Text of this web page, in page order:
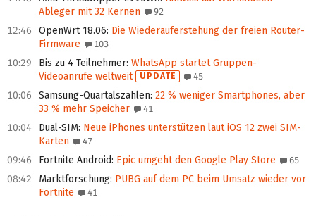
Ableger mit 32 Kernen
92
12:46 OpenWrt 18.06: Die Wiederauferstehung der freien Router-
Firmware
103
10:29 Bis zu 4 Teilnehmer: WhatsApp startet Gruppen-
Videoanrufe weltweit
UPDATE 45
10:06 Samsung-Quartalszahlen: 22 % weniger Smartphones, aber
33 % mehr Speicher
41
10:04 Dual-SIM: Neue iPhones unterstützen laut iOS 12 zwei SIM-
Karten
47
09:46 Fortnite Android: Epic umgeht den Google Play Store 65
08:42 Marktforschung: PUBG auf dem PC beim Umsatz wieder vor
Fortnite
41